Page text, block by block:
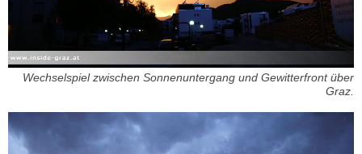
Wechselspiel zwischen Sonnenuntergang und Gewitterfront über
Graz.